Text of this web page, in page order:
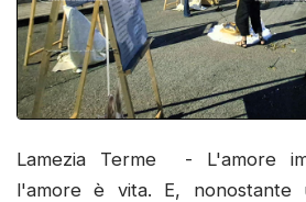
Lamezia Terme - L'amore
l'amore è vita. E, nonostante